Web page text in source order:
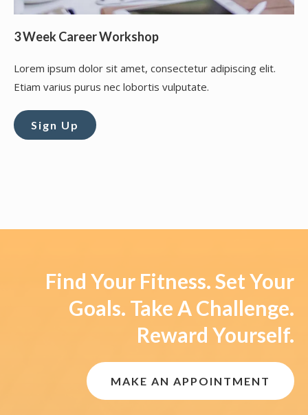
3 Week Career Workshop
Lorem ipsum dolor sit amet, consectetur adipiscing elit.
Etiam varius purus nec lobortis vulputate.
Sign Up
Find Your Fitness. Set Your
Goals. Take A Challenge.
Reward Yourself.
MAKE AN APPOINTMENT